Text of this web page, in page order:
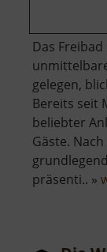
Das
gelegen,
Bereits seit
beliebter
Gäste.
präsenti.. »